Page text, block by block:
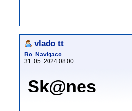
vlado tt
Re: Navigace
31. 05. 2024 08:00
Sk@nes